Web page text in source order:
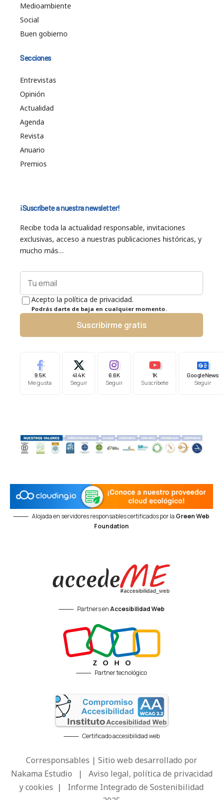
Medioambiente
Social
Buen gobierno
Secciones
Entrevistas
Opinión
Actualidad
Agenda
Revista
Anuario
Premios
¡Suscríbete a nuestra newsletter!
Recibe toda la actualidad responsable, invitaciones
exclusivas, acceso a nuestras publicaciones históricas, y
mucho más…
Acepto la política de privacidad.
Podrás darte de baja en cualquier momento.
Suscribirme gratis
9.5K
Me gusta
41.4K
Seguir
6.6K
Seguir
1K
Suscríbete
Google News
Seguir
Alojada en servidores responsables certificados por la Green Web
Foundation
Partners enAccesibilidad Web
Partner tecnológico
Certificado accesibilidad web
Corresponsables | Sitio web desarrollado por
Nakama Estudio | Aviso legal, política de privacidad
y cookies | Informe Integrado de Sostenibilidad